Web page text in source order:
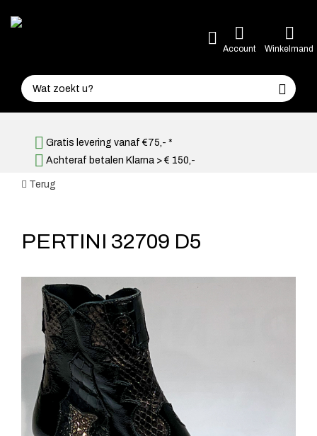
Account Winkelmand
Gratis levering vanaf €75,- *
Achteraf betalen Klarna > € 150,-
Terug
PERTINI 32709 D5